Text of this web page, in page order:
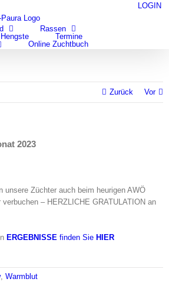
LOGIN
Rassen
Hengste
Termine
Online Zuchtbuch
Zurück Vor
2023
unsere Züchter auch beim heurigen AWÖ
– HERZLICHE GRATULATION an
ERGEBNISSE finden Sie HIER
, Warmblut